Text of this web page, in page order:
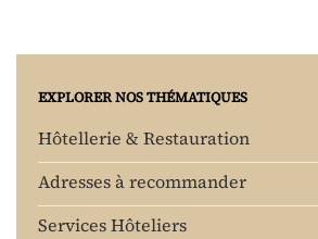
EXPLORER NOS THÉMATIQUES
Hôtellerie & Restauration
Adresses à recommander
Services Hôteliers